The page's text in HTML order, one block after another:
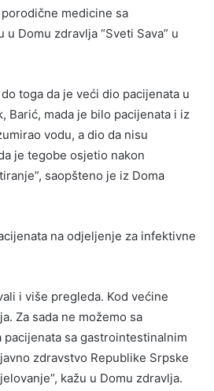
medicine sa
Domu zdravlja “Sveti Sava” u
toga da je veći dio pacijenata u
Barić, mada je bilo pacijenata i iz
vodu, a dio da nisu
je tegobe osjetio nakon
saopšteno je iz Doma
na odjeljenje za infektivne
i više pregleda. Kod većine
Za sada ne možemo sa
sa gastrointestinalnim
zdravstvo Republike Srpske
kažu u Domu zdravlja.